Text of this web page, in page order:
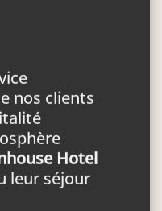
nos clients
Hotel
leur séjour